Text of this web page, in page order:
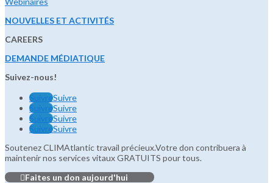
NOUVELLES ET ACTIVITÉS
CAREERS
DEMANDE MÉDIATIQUE
Suivez-nous!
SuivreSuivre
SuivreSuivre
SuivreSuivre
SuivreSuivre
Soutenez CLIMAtlantic travail précieux.Votre don contribuera à
maintenir nos services vitaux GRATUITS pour tous.
Faites un don aujourd'hui